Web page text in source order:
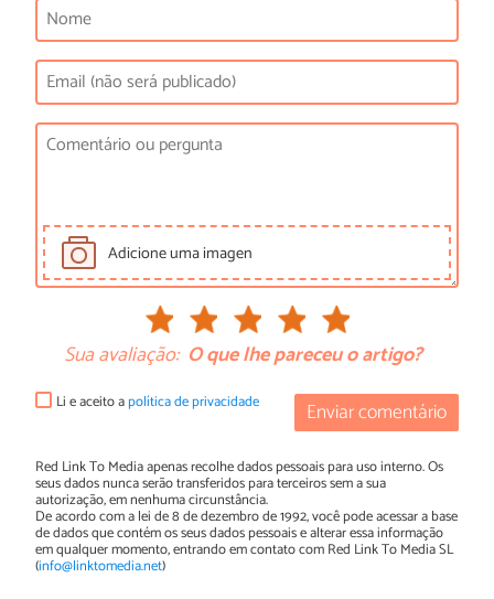
Adicione uma imagen
Sua avaliação: O que lhe pareceu o artigo?
Enviar comentário
Li e aceito apolítica de privacidade
Red Link To Media apenas recolhe dados pessoais para uso interno. Os
seus dados nunca serão transferidos para terceiros sem a sua
autorização, em nenhuma circunstância.
De acordo com a lei de 8 de dezembro de 1992, você pode acessar a base
de dados que contém os seus dados pessoais e alterar essa informação
em qualquer momento, entrando em contato com Red Link To Media SL
(info@linktomedia.net)